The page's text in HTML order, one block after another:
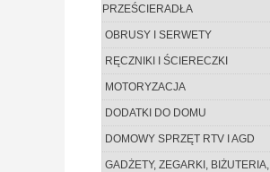
PRZEŚCIERADŁA
OBRUSY I SERWETY
RĘCZNIKI I ŚCIERECZKI
MOTORYZACJA
DODATKI DO DOMU
DOMOWY SPRZĘT RTV I AGD
GADŻETY, ZEGARKI, BIŻUTERIA,